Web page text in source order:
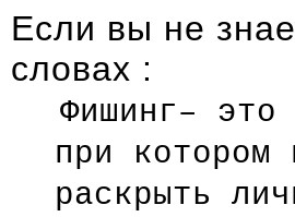
Если вы не
словах :
Фишинг– это
при котором
раскрыть